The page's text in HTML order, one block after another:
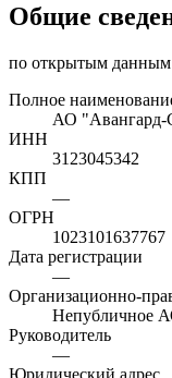
Общие
по открытым данным
Полное
АО "Авангард-
ИНН
3123045342
КПП
—
ОГРН
1023101637767
Дата регистрации
—
Организационно-
Непубличное
Руководитель
—
Юридический адрес